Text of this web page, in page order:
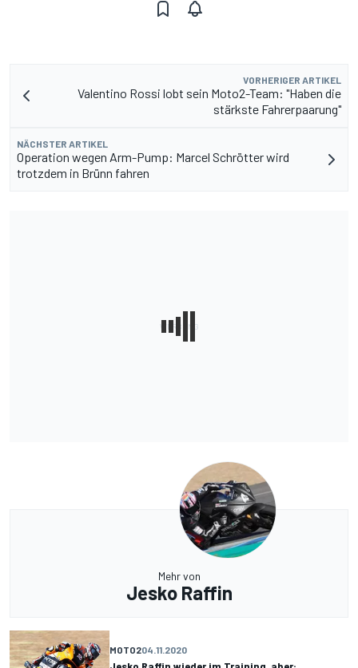
VORHERIGER ARTIKEL
Valentino Rossi lobt sein Moto2-Team: "Haben die
stärkste Fahrerpaarung"
NÄCHSTER ARTIKEL
Operation wegen Arm-Pump: Marcel Schrötter wird
trotzdem in Brünn fahren
Mehr von
Jesko Raffin
MOTO204.11.2020